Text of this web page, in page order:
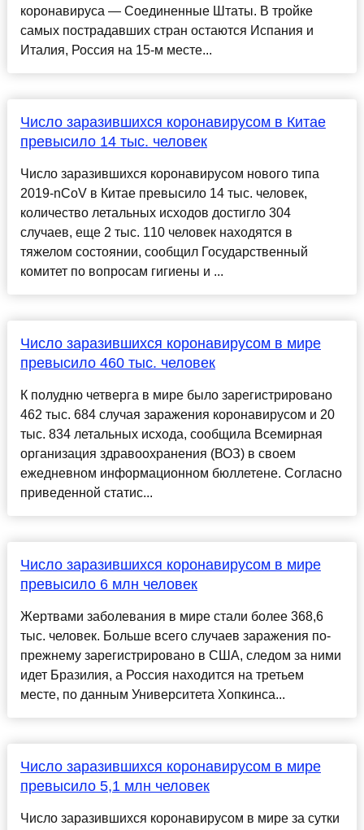
коронавируса — Соединенные Штаты. В тройке
самых пострадавших стран остаются Испания и
Италия, Россия на 15-м месте...
Число заразившихся коронавирусом в Китае
превысило 14 тыс. человек
Число заразившихся коронавирусом нового типа
2019-nCoV в Китае превысило 14 тыс. человек,
количество летальных исходов достигло 304
случаев, еще 2 тыс. 110 человек находятся в
тяжелом состоянии, сообщил Государственный
комитет по вопросам гигиены и ...
Число заразившихся коронавирусом в мире
превысило 460 тыс. человек
К полудню четверга в мире было зарегистрировано
462 тыс. 684 случая заражения коронавирусом и 20
тыс. 834 летальных исхода, сообщила Всемирная
организация здравоохранения (ВОЗ) в своем
ежедневном информационном бюллетене. Согласно
приведенной статис...
Число заразившихся коронавирусом в мире
превысило 6 млн человек
Жертвами заболевания в мире стали более 368,6
тыс. человек. Больше всего случаев заражения по-
прежнему зарегистрировано в США, следом за ними
идет Бразилия, а Россия находится на третьем
месте, по данным Университета Хопкинса...
Число заразившихся коронавирусом в мире
превысило 5,1 млн человек
Число заразившихся коронавирусом в мире за сутки